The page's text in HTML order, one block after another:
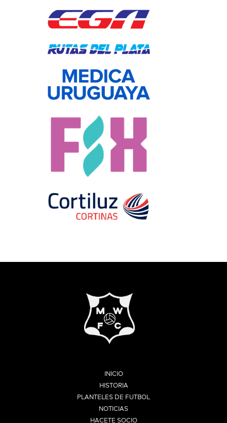
INICIO
HISTORIA
PLANTELES DE FUTBOL
NOTICIAS
HACETE SOCIO